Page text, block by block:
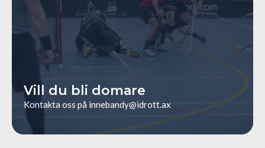
Vill du bli domare
Kontakta oss på innebandy@idrott.ax